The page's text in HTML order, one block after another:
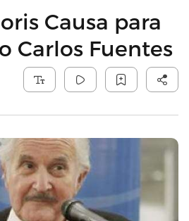
Causa para
Carlos Fuentes